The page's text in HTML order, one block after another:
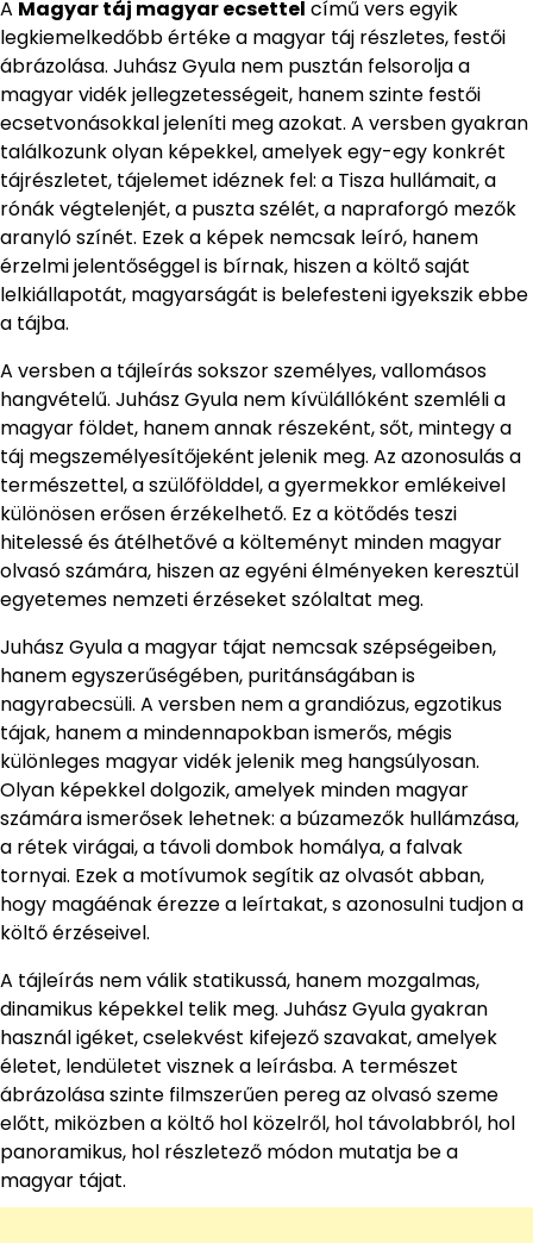
A Magyar táj magyar ecsettel című vers egyik
legkiemelkedőbb értéke a magyar táj részletes, festői
ábrázolása. Juhász Gyula nem pusztán felsorolja a
magyar vidék jellegzetességeit, hanem szinte festői
ecsetvonásokkal jeleníti meg azokat. A versben gyakran
találkozunk olyan képekkel, amelyek egy-egy konkrét
tájrészletet, tájelemet idéznek fel: a Tisza hullámait, a
rónák végtelenjét, a puszta szélét, a napraforgó mezők
aranyló színét. Ezek a képek nemcsak leíró, hanem
érzelmi jelentőséggel is bírnak, hiszen a költő saját
lelkiállapotát, magyarságát is belefesteni igyekszik ebbe
a tájba.
A versben a tájleírás sokszor személyes, vallomásos
hangvételű. Juhász Gyula nem kívülállóként szemléli a
magyar földet, hanem annak részeként, sőt, mintegy a
táj megszemélyesítőjeként jelenik meg. Az azonosulás a
természettel, a szülőfölddel, a gyermekkor emlékeivel
különösen erősen érzékelhető. Ez a kötődés teszi
hitelessé és átélhetővé a költeményt minden magyar
olvasó számára, hiszen az egyéni élményeken keresztül
egyetemes nemzeti érzéseket szólaltat meg.
Juhász Gyula a magyar tájat nemcsak szépségeiben,
hanem egyszerűségében, puritánságában is
nagyrabecsüli. A versben nem a grandiózus, egzotikus
tájak, hanem a mindennapokban ismerős, mégis
különleges magyar vidék jelenik meg hangsúlyosan.
Olyan képekkel dolgozik, amelyek minden magyar
számára ismerősek lehetnek: a búzamezők hullámzása,
a rétek virágai, a távoli dombok homálya, a falvak
tornyai. Ezek a motívumok segítik az olvasót abban,
hogy magáénak érezze a leírtakat, s azonosulni tudjon a
költő érzéseivel.
A tájleírás nem válik statikussá, hanem mozgalmas,
dinamikus képekkel telik meg. Juhász Gyula gyakran
használ igéket, cselekvést kifejező szavakat, amelyek
életet, lendületet visznek a leírásba. A természet
ábrázolása szinte filmszerűen pereg az olvasó szeme
előtt, miközben a költő hol közelről, hol távolabbról, hol
panoramikus, hol részletező módon mutatja be a
magyar tájat.